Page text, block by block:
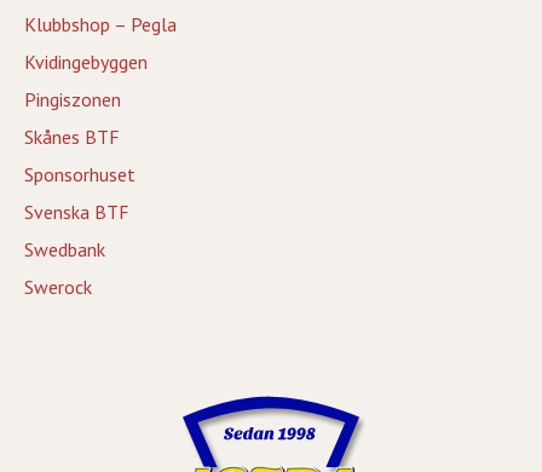
Klubbshop – Pegla
Kvidingebyggen
Pingiszonen
Skånes BTF
Sponsorhuset
Svenska BTF
Swedbank
Swerock